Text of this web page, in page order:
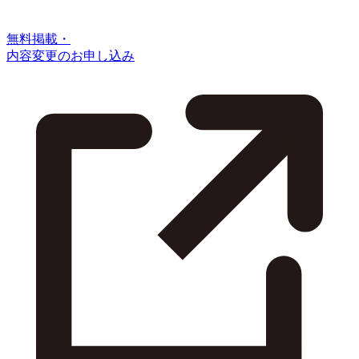
無料掲載・
内容変更のお申し込み